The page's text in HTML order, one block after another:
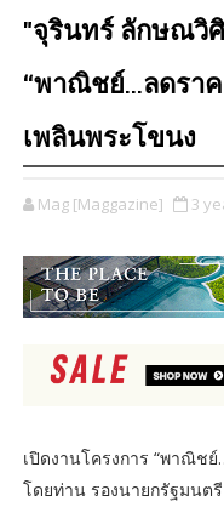
"จุรินทร์ ลักษณวิ
“พาณิชย์…ลดราค
เพลินพระโขนง
Mag [Maggazine] 3
เปิดงานโครงการ “พาณิชย์
โดยท่าน รองนายกรัฐมนต